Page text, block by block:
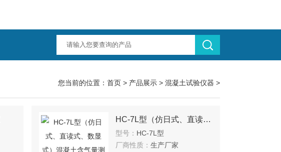
您当前的位置： 首页 > 产品展示 > 混凝土试验仪器 >
HC-7L型（仿日式、直读式、数显式）混凝土含气量测定仪
型号： HC-7L型
厂商性质： 生产厂家